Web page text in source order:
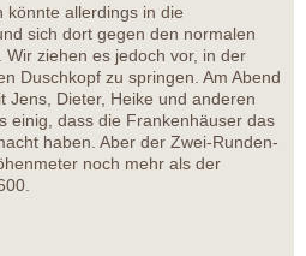
könnte allerdings in die
sich dort gegen den normalen
ziehen es jedoch vor, in der
Duschkopf zu springen. Am Abend
Jens, Dieter, Heike und anderen
einig, dass die Frankenhäuser das
haben. Aber der Zwei-Runden-
noch mehr als der